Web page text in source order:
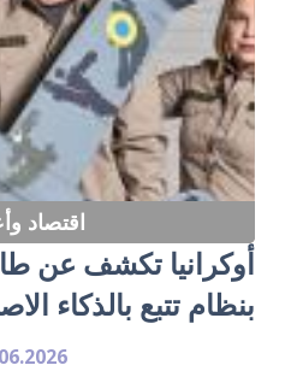
اقتصاد
أوكرانيا تكشف عن
بنظام تتبع بالذكاء